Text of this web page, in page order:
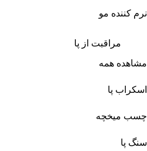
نرم کننده مو
مراقبت از پا
مشاهده همه
اسکراب پا
چسب میخچه
سنگ پا